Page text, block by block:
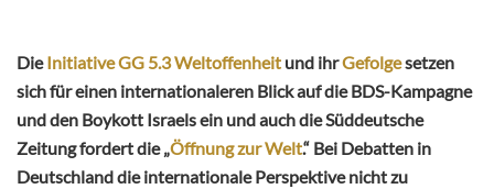
DieInitiative GG 5.3 Weltoffenheit und ihrGefolgesetzen
sich für einen internationaleren Blick auf die BDS-Kampagne
und den Boykott Israels ein und auch die Süddeutsche
Zeitung fordert die „Öffnung zur Welt.“ Bei Debatten in
Deutschland die internationale Perspektive nicht zu